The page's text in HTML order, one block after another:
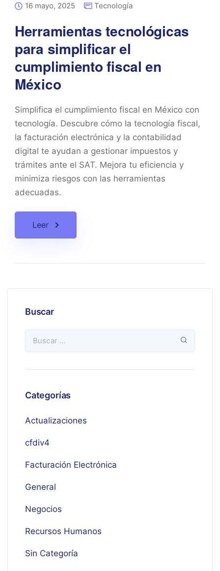
16 mayo, 2025 Tecnología
Herramientas tecnológicas
para simplificar el
cumplimiento fiscal en
México
Simplifica el cumplimiento fiscal en México con
tecnología. Descubre cómo la tecnología fiscal,
la facturación electrónica y la contabilidad
digital te ayudan a gestionar impuestos y
trámites ante el SAT. Mejora tu eficiencia y
minimiza riesgos con las herramientas
adecuadas.
Leer
Buscar
Categorías
Actualizaciones
cfdiv4
Facturación Electrónica
General
Negocios
Recursos Humanos
Sin Categoría